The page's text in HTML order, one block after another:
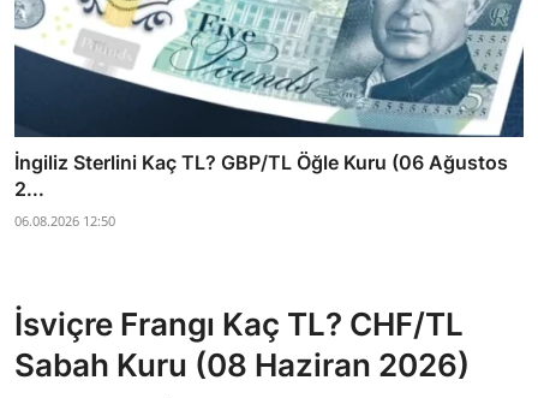
İngiliz Sterlini Kaç TL? GBP/TL Öğle Kuru (06 Ağustos
2...
06.08.2026 12:50
İsviçre Frangı Kaç TL? CHF/TL
Sabah Kuru (08 Haziran 2026)